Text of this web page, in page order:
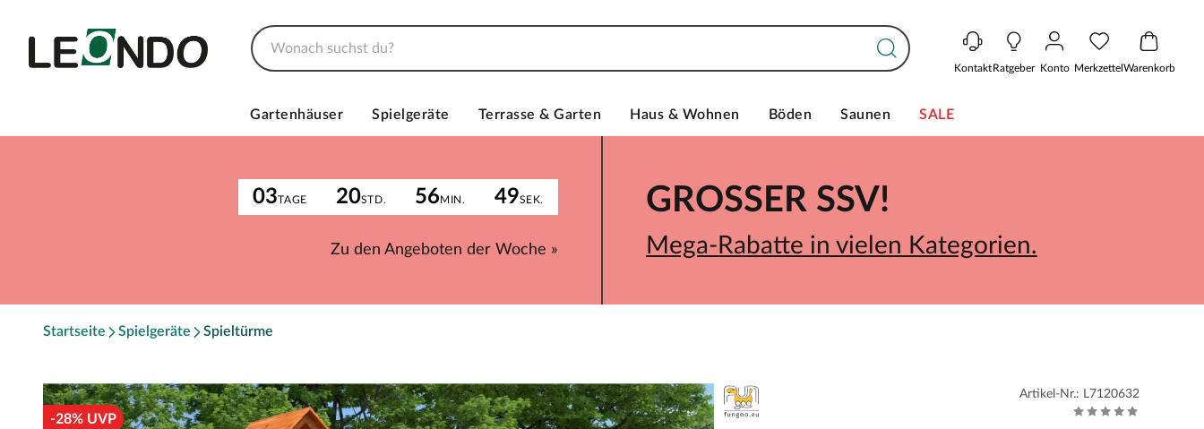
KontaktRatgeber Konto MerkzettelWarenkorb
Gartenhäuser Spielgeräte Terrasse & Garten Haus & Wohnen Böden Saunen SALE
03TAGE 20STD. 56MIN. 49SEK.
Zu den Angeboten der Woche »
GROSSER SSV!
Mega-Rabatte in vielen Kategorien.
Startseite Spielgeräte Spieltürme
-28% UVP
Artikel-Nr.: L7120632